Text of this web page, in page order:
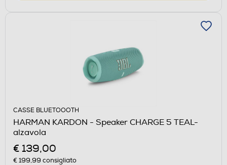
CASSE BLUETOOOTH
HARMAN KARDON - Speaker CHARGE 5 TEAL-
alzavola
€ 139,00
€ 199,99 consigliato